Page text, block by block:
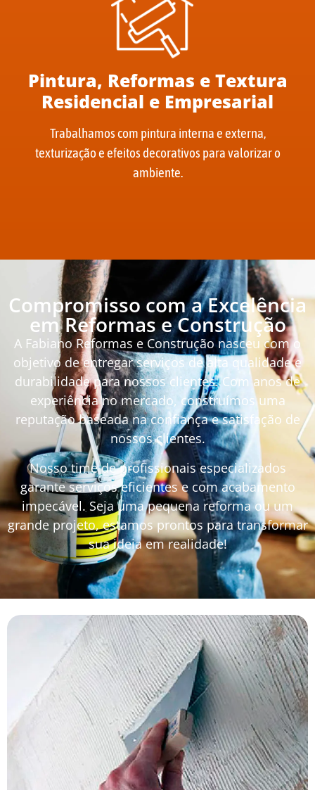
Pintura, Reformas e Textura
Residencial e Empresarial
Trabalhamos com pintura interna e externa,
texturização e efeitos decorativos para valorizar o
ambiente.
Compromisso com a Excelência
em Reformas e Construção
A Fabiano Reformas e Construção nasceu com o
objetivo de entregar serviços de alta qualidade e
durabilidade para nossos clientes. Com anos de
experiência no mercado, construímos uma
reputação baseada na confiança e satisfação de
nossos clientes.
Nosso time de profissionais especializados
garante serviços eficientes e com acabamento
impecável. Seja uma pequena reforma ou um
grande projeto, estamos prontos para transformar
sua ideia em realidade!